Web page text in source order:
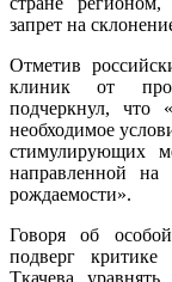
запрет на
Отметив
клиник от
подчеркнул, что
необходимое
стимулирующих
направленной
рождаемости».
Говоря об
подверг